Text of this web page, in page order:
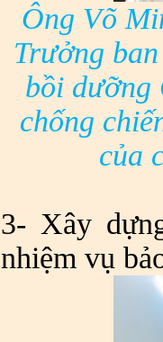
Ông Võ
Trưởng
bồi dưỡng
chống
của
3- Xây
nhiệm vụ